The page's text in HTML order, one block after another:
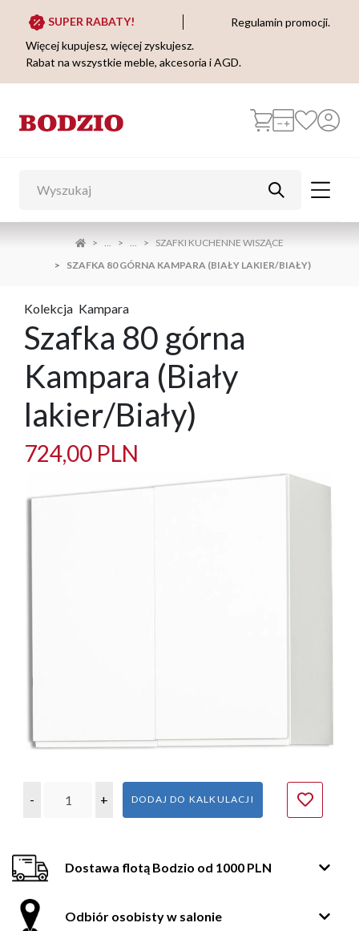
SUPER RABATY!
Regulamin promocji.
Więcej kupujesz, więcej zyskujesz.
Rabat na wszystkie meble, akcesoria i AGD.
... ...
SZAFKI KUCHENNE WISZĄCE
SZAFKA 80 GÓRNA KAMPARA (BIAŁY LAKIER/BIAŁY)
Kolekcja Kampara
Szafka 80 górna
Kampara (Biały
lakier/Biały)
724,00 PLN
- + DODAJ DO KALKULACJI
Dostawa flotą Bodzio od 1000 PLN
Odbiór osobisty w salonie